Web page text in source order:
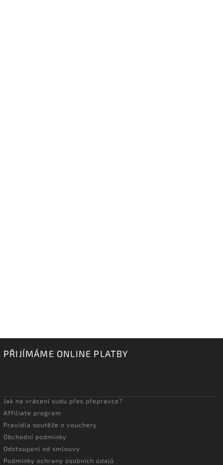
PŘIJÍMÁME ONLINE PLATBY
Jak na vrácení sudu přes přepravce?
Affiliate program
Pravidla soutěže o vouchery
Obchodní podmínky
Odstoupení od smlouvy
Podmínky ochrany osobních údajů